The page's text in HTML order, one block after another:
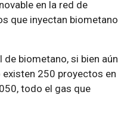
en la red de
que inyectan biometano
de biometano, si bien aún
250 proyectos en
todo el gas que